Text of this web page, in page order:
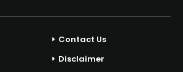
Contact Us
Disclaimer